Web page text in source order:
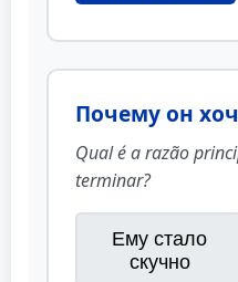
Почему он
Qual é a razão
terminar?
Ему стало
скучно